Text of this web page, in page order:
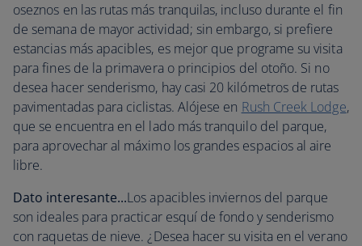
oseznos en las rutas más tranquilas, incluso durante el fin
de semana de mayor actividad; sin embargo, si prefiere
estancias más apacibles, es mejor que programe su visita
para fines de la primavera o principios del otoño. Si no
desea hacer senderismo, hay casi 20 kilómetros de rutas
pavimentadas para ciclistas. Alójese en Rush Creek Lodge,
que se encuentra en el lado más tranquilo del parque,
para aprovechar al máximo los grandes espacios al aire
libre.
Dato interesante...Los apacibles inviernos del parque
son ideales para practicar esquí de fondo y senderismo
con raquetas de nieve. ¿Desea hacer su visita en el verano